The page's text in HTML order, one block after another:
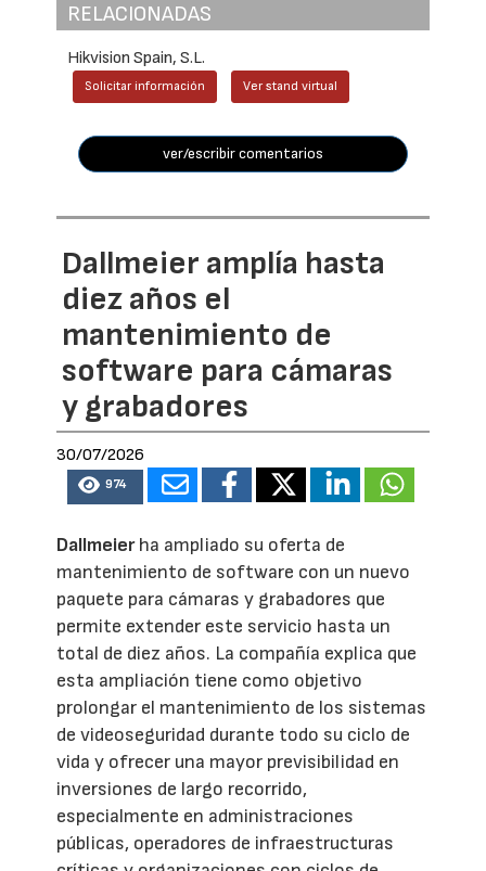
RELACIONADAS
Hikvision Spain, S.L.
Solicitar información Ver stand virtual
ver/escribir comentarios
Dallmeier amplía hasta
diez años el
mantenimiento de
software para cámaras
y grabadores
30/07/2026
974
Dallmeierha ampliado su oferta de
mantenimiento de software con un nuevo
paquete para cámaras y grabadores que
permite extender este servicio hasta un
total de diez años. La compañía explica que
esta ampliación tiene como objetivo
prolongar el mantenimiento de los sistemas
de videoseguridad durante todo su ciclo de
vida y ofrecer una mayor previsibilidad en
inversiones de largo recorrido,
especialmente en administraciones
públicas, operadores de infraestructuras